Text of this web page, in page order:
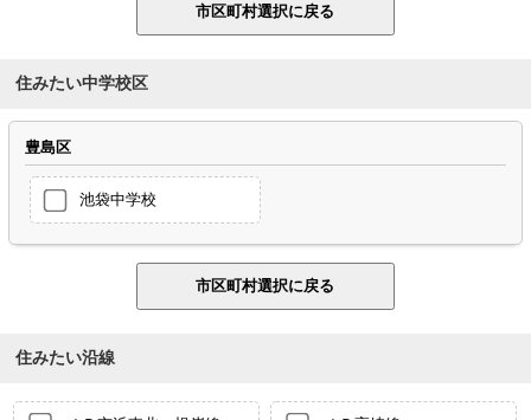
住みたい中学校区
豊島区
池袋中学校
住みたい沿線